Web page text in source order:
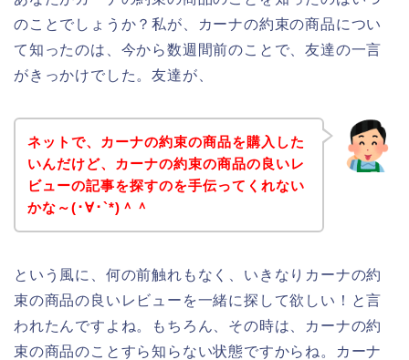
のことでしょうか？私が、カーナの約束の商品につい
て知ったのは、今から数週間前のことで、友達の一言
がきっかけでした。友達が、
ネットで、カーナの約束の商品を購入した
いんだけど、カーナの約束の商品の良いレ
ビューの記事を探すのを手伝ってくれない
かな～(･∀･`*)＾＾
という風に、何の前触れもなく、いきなりカーナの約
束の商品の良いレビューを一緒に探して欲しい！と言
われたんですよね。もちろん、その時は、カーナの約
束の商品のことすら知らない状態ですからね。カーナ